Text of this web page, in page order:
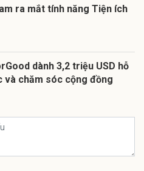
ra mắt tính năng Tiện ích
dành 3,2 triệu USD hỗ
và chăm sóc cộng đồng